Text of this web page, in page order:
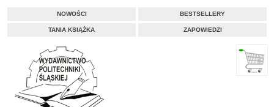
NOWOŚCI BESTSELLERY
TANIA KSIĄŻKA ZAPOWIEDZI